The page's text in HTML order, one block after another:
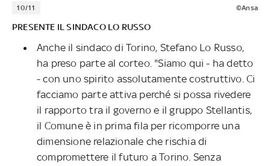
10/11 ©Ansa
PRESENTE IL SINDACO LO RUSSO
Anche il sindaco di Torino, Stefano Lo Russo,
ha preso parte al corteo. "Siamo qui - ha detto
- con uno spirito assolutamente costruttivo. Ci
facciamo parte attiva perché si possa rivedere
il rapporto tra il governo e il gruppo Stellantis,
il Comune è in prima fila per ricomporre una
dimensione relazionale che rischia di
compromettere il futuro a Torino. Senza